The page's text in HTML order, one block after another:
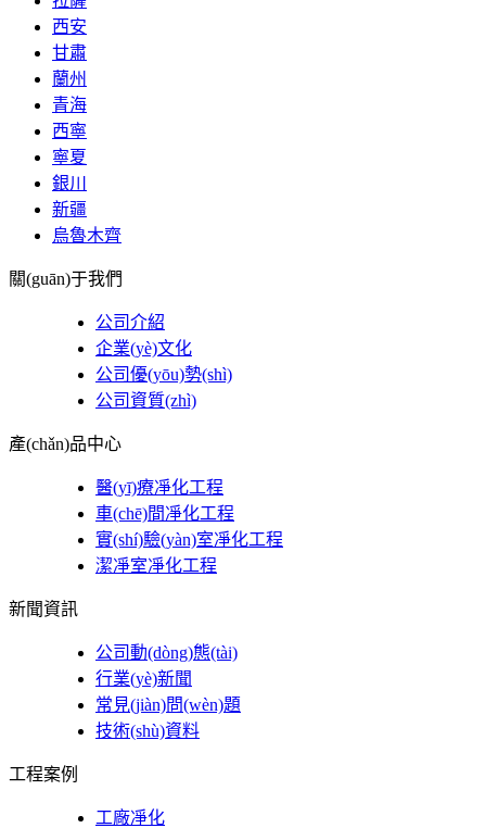
西安
甘肅
蘭州
青海
西寧
寧夏
銀川
新疆
烏魯木齊
關(guān)于我們
公司介紹
企業(yè)文化
公司優(yōu)勢(shì)
公司資質(zhì)
產(chǎn)品中心
醫(yī)療凈化工程
車(chē)間凈化工程
實(shí)驗(yàn)室凈化工程
潔凈室凈化工程
新聞資訊
公司動(dòng)態(tài)
行業(yè)新聞
常見(jiàn)問(wèn)題
技術(shù)資料
工程案例
工廠凈化